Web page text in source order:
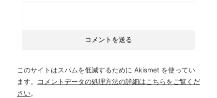
このサイトはスパムを低減するために Akismet を使ってい
ます。
コメントデータの処理方法の詳細はこちらをご覧くだ
さい。